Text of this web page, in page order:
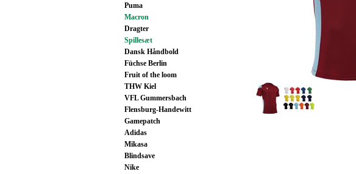
Puma
Macron
Dragter
Spillesæt
Dansk Håndbold
Füchse Berlin
Fruit of the loom
THW Kiel
VFL Gummersbach
Flensburg-Handewitt
Gamepatch
Adidas
Mikasa
Blindsave
Nike